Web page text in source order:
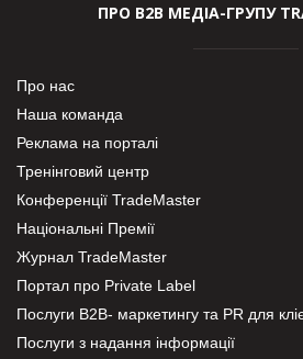
ПРО В2В МЕДІА-ГРУПУ
Про нас
Наша команда
Реклама на порталі
Тренінговий центр
Конференції TradeMaster
Національні Премії
Журнал TradeMaster
Портал про Private Label
Послуги В2В- маркетингу та PR для
Послуги з надання інформації